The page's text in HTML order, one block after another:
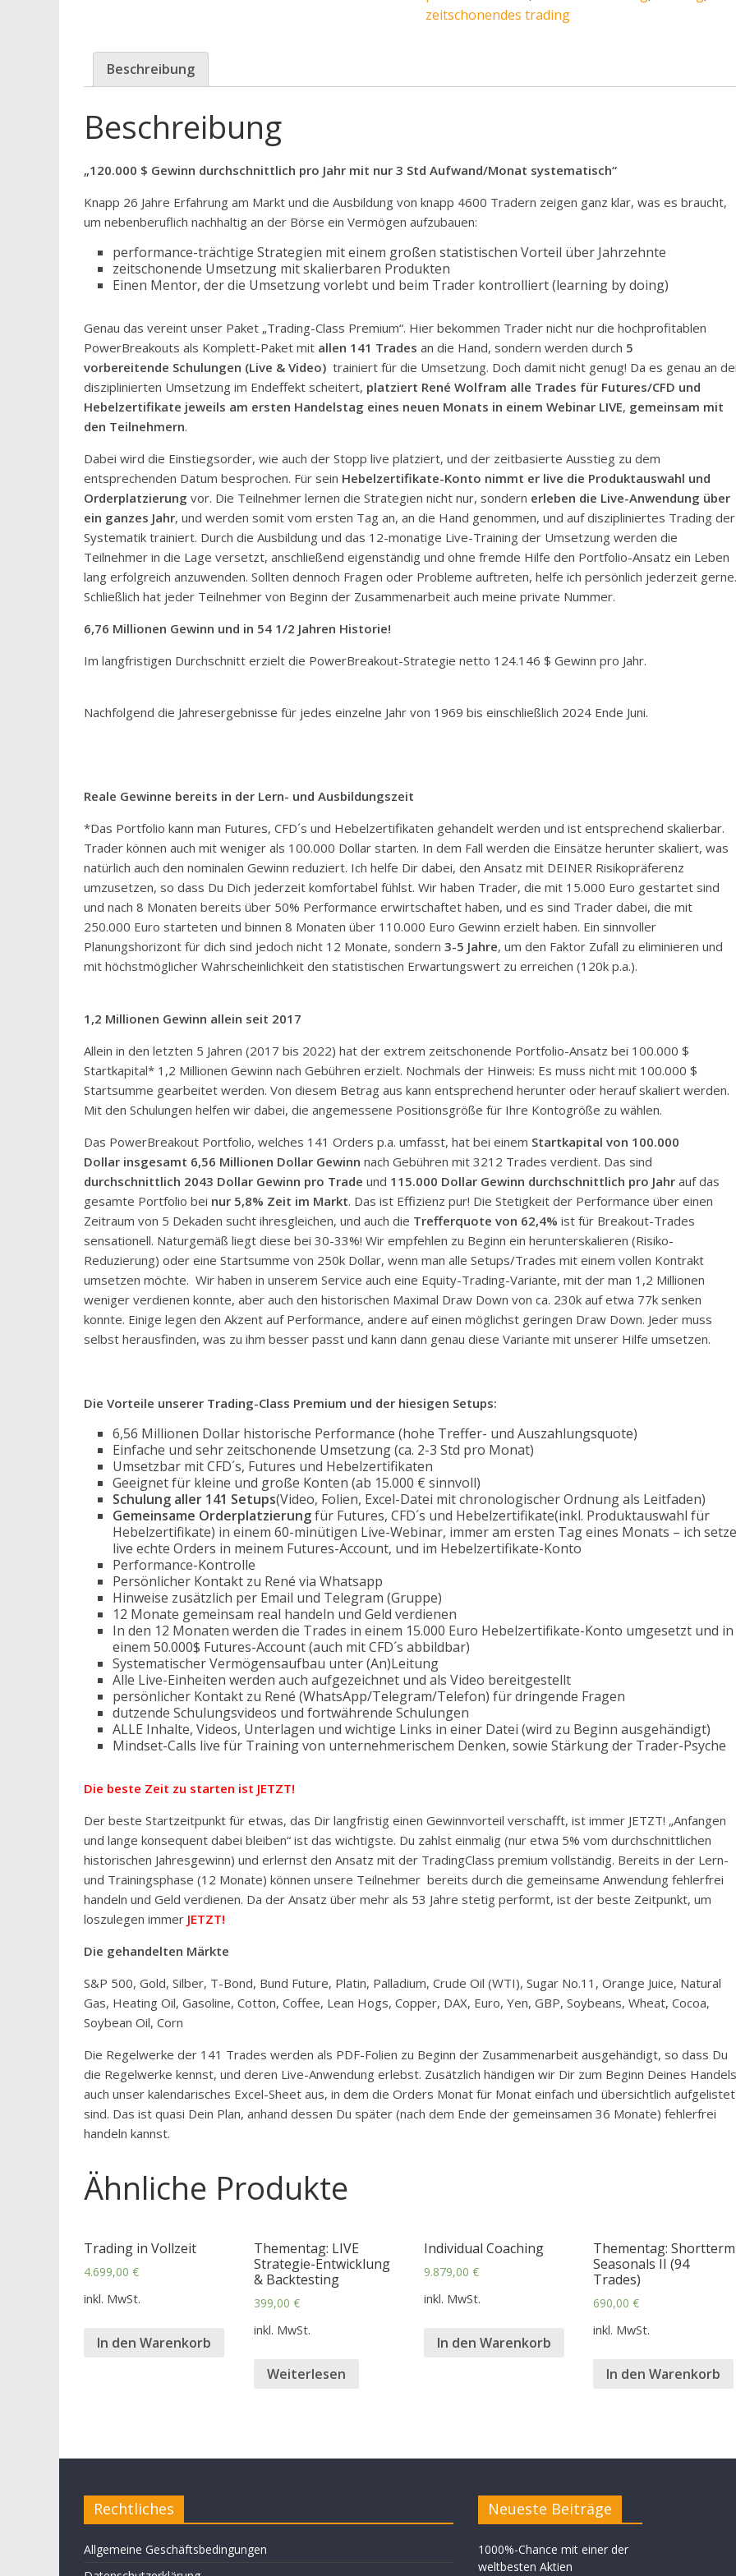
zeitschonendes trading
Beschreibung
Beschreibung
„120.000 $ Gewinn durchschnittlich pro Jahr mit nur 3 Std Aufwand/Monat systematisch“
Knapp 26 Jahre Erfahrung am Markt und die Ausbildung von knapp 4600 Tradern zeigen ganz klar, was es braucht,
um nebenberuflich nachhaltig an der Börse ein Vermögen aufzubauen:
performance-trächtige Strategien mit einem großen statistischen Vorteil über Jahrzehnte
zeitschonende Umsetzung mit skalierbaren Produkten
Einen Mentor, der die Umsetzung vorlebt und beim Trader kontrolliert (learning by doing)
Genau das vereint unser Paket „Trading-Class Premium“. Hier bekommen Trader nicht nur die hochprofitablen
PowerBreakouts als Komplett-Paket mit allen 141 Trades an die Hand, sondern werden durch 5
vorbereitende Schulungen (Live & Video) trainiert für die Umsetzung. Doch damit nicht genug! Da es genau an
disziplinierten Umsetzung im Endeffekt scheitert, platziert René Wolfram alle Trades für Futures/CFD und
Hebelzertifikate jeweils am ersten Handelstag eines neuen Monats in einem Webinar LIVE, gemeinsam mit
den Teilnehmern.
Dabei wird die Einstiegsorder, wie auch der Stopp live platziert, und der zeitbasierte Ausstieg zu dem
entsprechenden Datum besprochen. Für sein Hebelzertifikate-Konto nimmt er live die Produktauswahl und
Orderplatzierung vor. Die Teilnehmer lernen die Strategien nicht nur, sondern erleben die Live-Anwendung über
ein ganzes Jahr, und werden somit vom ersten Tag an, an die Hand genommen, und auf diszipliniertes Trading der
Systematik trainiert. Durch die Ausbildung und das 12-monatige Live-Training der Umsetzung werden die
Teilnehmer in die Lage versetzt, anschließend eigenständig und ohne fremde Hilfe den Portfolio-Ansatz ein Leben
lang erfolgreich anzuwenden. Sollten dennoch Fragen oder Probleme auftreten, helfe ich persönlich jederzeit gerne.
Schließlich hat jeder Teilnehmer von Beginn der Zusammenarbeit auch meine private Nummer.
6,76 Millionen Gewinn und in 54 1/2 Jahren Historie!
Im langfristigen Durchschnitt erzielt die PowerBreakout-Strategie netto 124.146 $ Gewinn pro Jahr.
Nachfolgend die Jahresergebnisse für jedes einzelne Jahr von 1969 bis einschließlich 2024 Ende Juni.
Reale Gewinne bereits in der Lern- und Ausbildungszeit
*Das Portfolio kann man Futures, CFD´s und Hebelzertifikaten gehandelt werden und ist entsprechend skalierbar.
Trader können auch mit weniger als 100.000 Dollar starten. In dem Fall werden die Einsätze herunter skaliert, was
natürlich auch den nominalen Gewinn reduziert. Ich helfe Dir dabei, den Ansatz mit DEINER Risikopräferenz
umzusetzen, so dass Du Dich jederzeit komfortabel fühlst. Wir haben Trader, die mit 15.000 Euro gestartet sind
und nach 8 Monaten bereits über 50% Performance erwirtschaftet haben, und es sind Trader dabei, die mit
250.000 Euro starteten und binnen 8 Monaten über 110.000 Euro Gewinn erzielt haben. Ein sinnvoller
Planungshorizont für dich sind jedoch nicht 12 Monate, sondern 3-5 Jahre, um den Faktor Zufall zu eliminieren und
mit höchstmöglicher Wahrscheinlichkeit den statistischen Erwartungswert zu erreichen (120k p.a.).
1,2 Millionen Gewinn allein seit 2017
Allein in den letzten 5 Jahren (2017 bis 2022) hat der extrem zeitschonende Portfolio-Ansatz bei 100.000 $
Startkapital* 1,2 Millionen Gewinn nach Gebühren erzielt. Nochmals der Hinweis: Es muss nicht mit 100.000 $
Startsumme gearbeitet werden. Von diesem Betrag aus kann entsprechend herunter oder herauf skaliert werden.
Mit den Schulungen helfen wir dabei, die angemessene Positionsgröße für Ihre Kontogröße zu wählen.
Das PowerBreakout Portfolio, welches 141 Orders p.a. umfasst, hat bei einem Startkapital von 100.000
Dollar insgesamt 6,56 Millionen Dollar Gewinn nach Gebühren mit 3212 Trades verdient. Das sind
durchschnittlich 2043 Dollar Gewinn pro Trade und 115.000 Dollar Gewinn durchschnittlich pro Jahr auf das
gesamte Portfolio bei nur 5,8% Zeit im Markt. Das ist Effizienz pur! Die Stetigkeit der Performance über einen
Zeitraum von 5 Dekaden sucht ihresgleichen, und auch die Trefferquote von 62,4% ist für Breakout-Trades
sensationell. Naturgemäß liegt diese bei 30-33%! Wir empfehlen zu Beginn ein herunterskalieren (Risiko-
Reduzierung) oder eine Startsumme von 250k Dollar, wenn man alle Setups/Trades mit einem vollen Kontrakt
umsetzen möchte. Wir haben in unserem Service auch eine Equity-Trading-Variante, mit der man 1,2 Millionen
weniger verdienen konnte, aber auch den historischen Maximal Draw Down von ca. 230k auf etwa 77k senken
konnte. Einige legen den Akzent auf Performance, andere auf einen möglichst geringen Draw Down. Jeder muss
selbst herausfinden, was zu ihm besser passt und kann dann genau diese Variante mit unserer Hilfe umsetzen.
Die Vorteile unserer Trading-Class Premium und der hiesigen Setups:
6,56 Millionen Dollar historische Performance (hohe Treffer- und Auszahlungsquote)
Einfache und sehr zeitschonende Umsetzung (ca. 2-3 Std pro Monat)
Umsetzbar mit CFD´s, Futures und Hebelzertifikaten
Geeignet für kleine und große Konten (ab 15.000 € sinnvoll)
Schulung aller 141 Setups(Video, Folien, Excel-Datei mit chronologischer Ordnung als Leitfaden)
Gemeinsame Orderplatzierungfür Futures, CFD´s und Hebelzertifikate(inkl. Produktauswahl für
Hebelzertifikate) in einem 60-minütigen Live-Webinar, immer am ersten Tag eines Monats – ich setze
live echte Orders in meinem Futures-Account, und im Hebelzertifikate-Konto
Performance-Kontrolle
Persönlicher Kontakt zu René via Whatsapp
Hinweise zusätzlich per Email und Telegram (Gruppe)
12 Monate gemeinsam real handeln und Geld verdienen
In den 12 Monaten werden die Trades in einem 15.000 Euro Hebelzertifikate-Konto umgesetzt und in
einem 50.000$ Futures-Account (auch mit CFD´s abbildbar)
Systematischer Vermögensaufbau unter (An)Leitung
Alle Live-Einheiten werden auch aufgezeichnet und als Video bereitgestellt
persönlicher Kontakt zu René (WhatsApp/Telegram/Telefon) für dringende Fragen
dutzende Schulungsvideos und fortwährende Schulungen
ALLE Inhalte, Videos, Unterlagen und wichtige Links in einer Datei (wird zu Beginn ausgehändigt)
Mindset-Calls live für Training von unternehmerischem Denken, sowie Stärkung der Trader-Psyche
Die beste Zeit zu starten ist JETZT!
Der beste Startzeitpunkt für etwas, das Dir langfristig einen Gewinnvorteil verschafft, ist immer JETZT! „Anfangen
und lange konsequent dabei bleiben“ ist das wichtigste. Du zahlst einmalig (nur etwa 5% vom durchschnittlichen
historischen Jahresgewinn) und erlernst den Ansatz mit der TradingClass premium vollständig. Bereits in der Lern-
und Trainingsphase (12 Monate) können unsere Teilnehmer bereits durch die gemeinsame Anwendung fehlerfrei
handeln und Geld verdienen. Da der Ansatz über mehr als 53 Jahre stetig performt, ist der beste Zeitpunkt, um
loszulegen immer JETZT!
Die gehandelten Märkte
S&P 500, Gold, Silber, T-Bond, Bund Future, Platin, Palladium, Crude Oil (WTI), Sugar No.11, Orange Juice, Natural
Gas, Heating Oil, Gasoline, Cotton, Coffee, Lean Hogs, Copper, DAX, Euro, Yen, GBP, Soybeans, Wheat, Cocoa,
Soybean Oil, Corn
Die Regelwerke der 141 Trades werden als PDF-Folien zu Beginn der Zusammenarbeit ausgehändigt, so dass Du
die Regelwerke kennst, und deren Live-Anwendung erlebst. Zusätzlich händigen wir Dir zum Beginn Deines Handels
auch unser kalendarisches Excel-Sheet aus, in dem die Orders Monat für Monat einfach und übersichtlich aufgelistet
sind. Das ist quasi Dein Plan, anhand dessen Du später (nach dem Ende der gemeinsamen 36 Monate) fehlerfrei
handeln kannst.
Ähnliche Produkte
Trading in Vollzeit
4.699,00 €
inkl. MwSt.
In den Warenkorb
Thementag: LIVE
Strategie-Entwicklung
& Backtesting
399,00 €
inkl. MwSt.
Weiterlesen
Individual Coaching
9.879,00 €
inkl. MwSt.
In den Warenkorb
Thementag: Shortterm
Seasonals II (94
Trades)
690,00€
inkl. MwSt.
In den Warenkorb
Rechtliches
Allgemeine Geschäftsbedingungen
Neueste Beiträge
1000%-Chance mit einer der
weltbesten Aktien